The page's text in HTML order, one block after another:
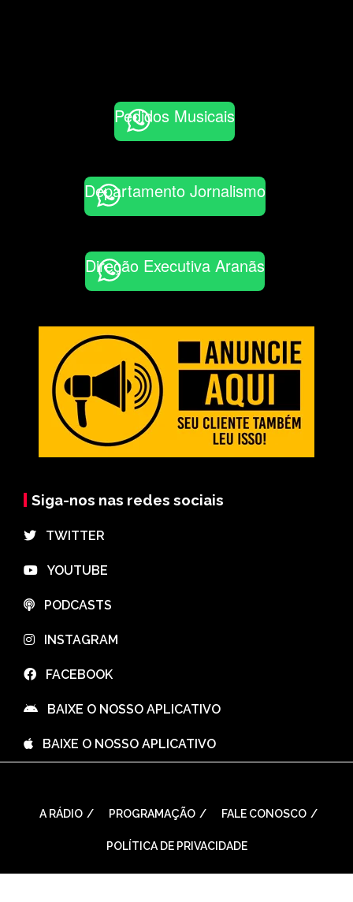
Pedidos Musicais
Departamento Jornalismo
Direção Executiva Aranãs
Siga-nos nas redes sociais
⠀TWITTER
⠀YOUTUBE
⠀PODCASTS
⠀INSTAGRAM
⠀FACEBOOK
⠀BAIXE O NOSSO APLICATIVO
⠀BAIXE O NOSSO APLICATIVO
A RÁDIO PROGRAMAÇÃO FALE CONOSCO
POLÍTICA DE PRIVACIDADE